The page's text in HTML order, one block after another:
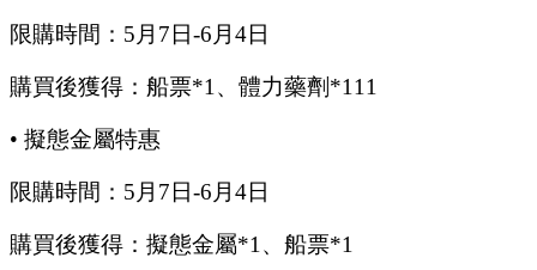
限購時間： 5 月 7 日-6 月 4日
購買後獲得：船票*1、體力藥劑*111
• 擬態金屬特惠
限購時間： 5 月 7 日-6 月 4日
購買後獲得：擬態金屬*1、船票*1